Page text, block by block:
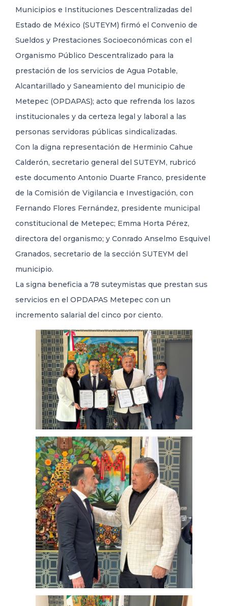
Municipios e Instituciones Descentralizadas del
Estado de México (SUTEYM) firmó el Convenio de
Sueldos y Prestaciones Socioeconómicas con el
Organismo Público Descentralizado para la
prestación de los servicios de Agua Potable,
Alcantarillado y Saneamiento del municipio de
Metepec (OPDAPAS); acto que refrenda los lazos
institucionales y da certeza legal y laboral a las
personas servidoras públicas sindicalizadas.
Con la digna representación de Herminio Cahue
Calderón, secretario general del SUTEYM, rubricó
este documento Antonio Duarte Franco, presidente
de la Comisión de Vigilancia e Investigación, con
Fernando Flores Fernández, presidente municipal
constitucional de Metepec; Emma Horta Pérez,
directora del organismo; y Conrado Anselmo Esquivel
Granados, secretario de la sección SUTEYM del
municipio.
La signa beneficia a 78 suteymistas que prestan sus
servicios en el OPDAPAS Metepec con un
incremento salarial del cinco por ciento.